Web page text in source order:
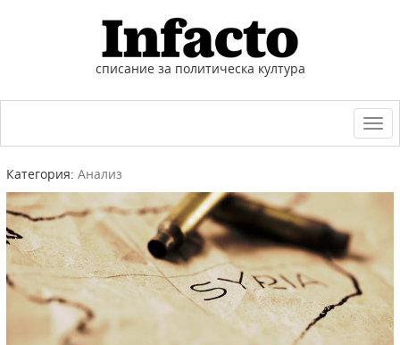
списание за политическа култура
Категория: Анализ